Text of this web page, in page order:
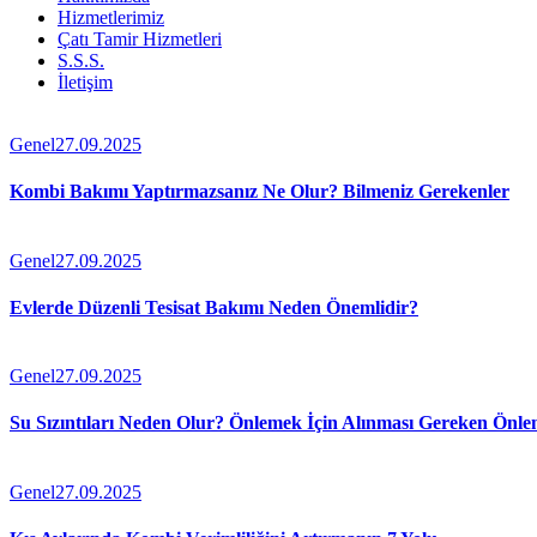
Hizmetlerimiz
Çatı Tamir Hizmetleri
S.S.S.
İletişim
1
Genel27.09.2025
Kombi Bakımı Yaptırmazsanız Ne Olur? Bilmeniz Gerekenler
Genel27.09.2025
Evlerde Düzenli Tesisat Bakımı Neden Önemlidir?
Genel27.09.2025
Su Sızıntıları Neden Olur? Önlemek İçin Alınması Gereken
Genel27.09.2025